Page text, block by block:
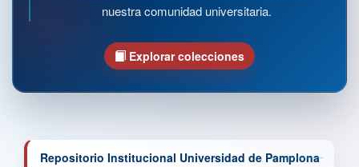
nuestra comunidad universitaria.
Explorar colecciones
Repositorio Institucional Universidad de Pamplona